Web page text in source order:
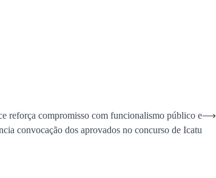
reforça compromisso com funcionalismo público e
convocação dos aprovados no concurso de Icatu
⟶